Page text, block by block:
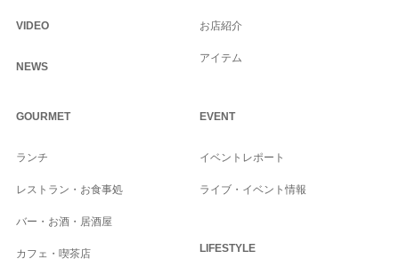
VIDEO
NEWS
お店紹介
アイテム
GOURMET
ランチ
レストラン・お食事処
バー・お酒・居酒屋
カフェ・喫茶店
EVENT
イベントレポート
ライブ・イベント情報
LIFESTYLE